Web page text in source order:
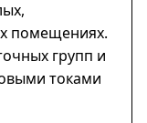
помещениях.
групп и
токами